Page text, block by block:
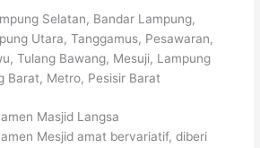
Selatan, Bandar Lampung,
Utara, Tanggamus, Pesawaran,
Tulang Bawang, Mesuji, Lampung
Barat, Metro, Pesisir Barat
Masjid Langsa
Mesjid amat bervariatif, diberi